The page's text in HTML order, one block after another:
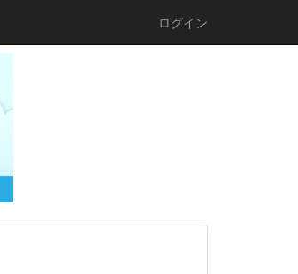
ログイン